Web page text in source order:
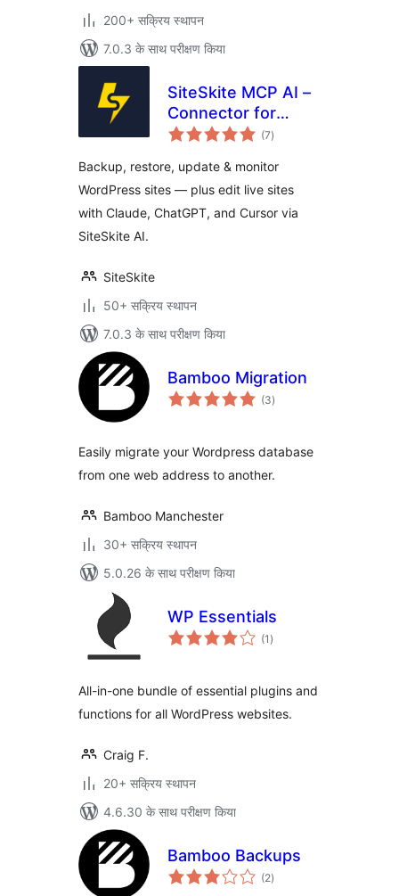
200+ सक्रिय स्थापन
7.0.3 के साथ परीक्षण किया
SiteSkite MCP AI –
Connector for
Claude, ChatGPT,
WordPress
WebOps
(7कुल
दर)
Backup, restore, update & monitor
WordPress sites — plus edit live sites
with Claude, ChatGPT, and Cursor via
SiteSkite AI.
SiteSkite
50+ सक्रिय स्थापन
7.0.3 के साथ परीक्षण किया
Bamboo Migration
(3कुल
दर)
Easily migrate your Wordpress database
from one web address to another.
Bamboo Manchester
30+ सक्रिय स्थापन
5.0.26 के साथ परीक्षण किया
WP Essentials
(1 कुल
दर)
All-in-one bundle of essential plugins and
functions for all WordPress websites.
Craig F.
20+ सक्रिय स्थापन
4.6.30 के साथ परीक्षण किया
Bamboo Backups
(2कुल
दर)